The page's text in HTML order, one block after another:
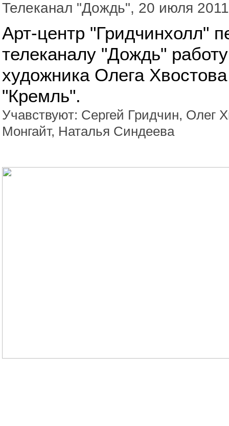
Телеканал "Дождь", 20 июля
Арт-центр "Гридчинхолл"
телеканалу "Дождь" работу
художника Олега Хвостова
"Кремль".
Учавствуют: Сергей Гридчин, Олег
Монгайт, Наталья Синдеева